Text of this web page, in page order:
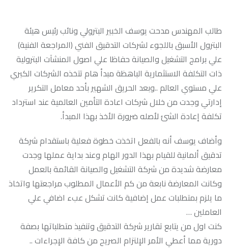
طالب المهندس مدحت يوسف الخبير البترولي ونائب رئيس هيئة
البترول الأسبق باللجوء لشركات التدقيق الفني (المراجعة الفنية)
علي برامج التشغيل والصيانة حفاظا علي اصول المنشآت البترولية
ذات التكلفة الاستثمارية الباهظة مبدأ هام تتخذه الشركات الكبري
علي مستوي العالم ..وبعد الحريق الشهير بأحد معامل التكرير
إدارتي وجدت من خلال شركات اعادة التأمين العالمية عند استرداد
تكلفة إعادة الشئ لأصله ضرورة الأخذ بهذا المبدأ.
وأضاف يوسف أنه بالفعل اتخذت خطوة فعلية باستقدام شركة
تدقيق ألمانية للقيام بهذا الدور الهام وعند بداية عملها وجدت
معارضة شديدة من شركة التشغيل والصيانة القائمة بالعمل
وكانت المعارضة نابعة من كم الأعمال المطلوب مراجعتها واتخاذ
ما يلزم بمتطلبات عمل إضافية كانت تشكل عبء اضافي علي
العاملين …
كنت اول من يتابع تقارير شركة التدقيق وتنفيذ متطلباتها بصفة
دورية مما أعطي الأمر الإلتزام الصريح من كافة الإجراءات ..